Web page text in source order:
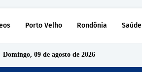
Porto Velho Rondônia Saúde
Domingo, 09 de agosto de 2026